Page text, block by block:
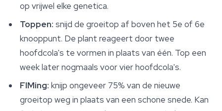
op vrijwel elke genetica.
Toppen: snijd de groeitop af boven het 5e of 6e
knooppunt. De plant reageert door twee
hoofdcola's te vormen in plaats van één. Top een
week later nogmaals voor vier hoofdcola's.
FIMing: knijp ongeveer 75% van de nieuwe
groeitop weg in plaats van een schone snede. Kan